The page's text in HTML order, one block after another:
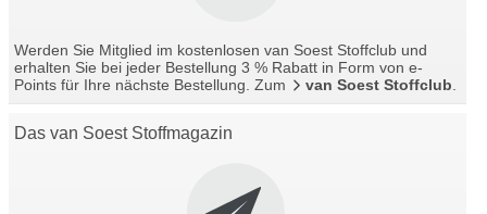
Werden Sie Mitglied im kostenlosen van Soest Stoffclub und
erhalten Sie bei jeder Bestellung 3 % Rabatt in Form von e-
Points für Ihre nächste Bestellung. Zum
van Soest Stoffclub
Das van Soest Stoffmagazin